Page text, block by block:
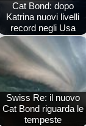
Cat Bond: dopo
Katrina nuovi livelli
record negli Usa
Swiss Re: il nuovo
Cat Bond riguarda le
tempeste